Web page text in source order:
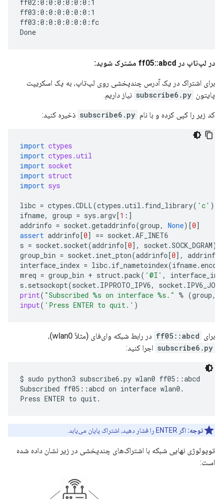
ff02:0:0:0:0:0:0:1
ff03:0:0:0:0:0:0:1
ff03:0:0:0:0:0:0:fc
در لپ‌تاپ در ff05::abcd مشترک شوید:
برای اشتراک در یک آدرس چندپخشی روی لپ‌تاپ، به یک اسکریپت
پایتون subscribe6.py نیاز داریم.
کد زیر را کپی کرده و با نام subscribe6.py ذخیره کنید:
import ctypes
import ctypes.util
import socket
import struct
import sys
libc = ctypes .CDLL(ctypes .util . find_library( 'c' ))
ifname, group = sys .argv[1 :]
addrinfo = socket .getaddrinfo(group, None)[0]
assert addrinfo[0] == socket . AF_INET6
s = socket . socket(addrinfo[0], socket .SOCK_DGRAM)
group_bin = socket . inet_pton(addrinfo[0], addrinfo
interface_index = libc. if_nametoindex(ifname.
mreq = group_bin + struct .pack( '@I' ,
s . setsockopt(socket . IPPROTO_IPV6, socket .
print( "Subscribed %s on interface %s ." % (group,
input( 'Press ENTER to quit.' )
برای ff05::abcd در رابط شبکه وای‌فای (مثلاً wlan0)،
subscribe6.py اجرا کنید:
$ sudo python3 subscribe6.py wlan0 ff05::abcd
Subscribed ff05::abcd on interface wlan0.
توجه: اگر ENTER را فشار دهید، اشتراک پایان می‌یابد.
توپولوژی نهایی شبکه با اشتراک‌های چندپخشی در زیر نشان داده شده
است: